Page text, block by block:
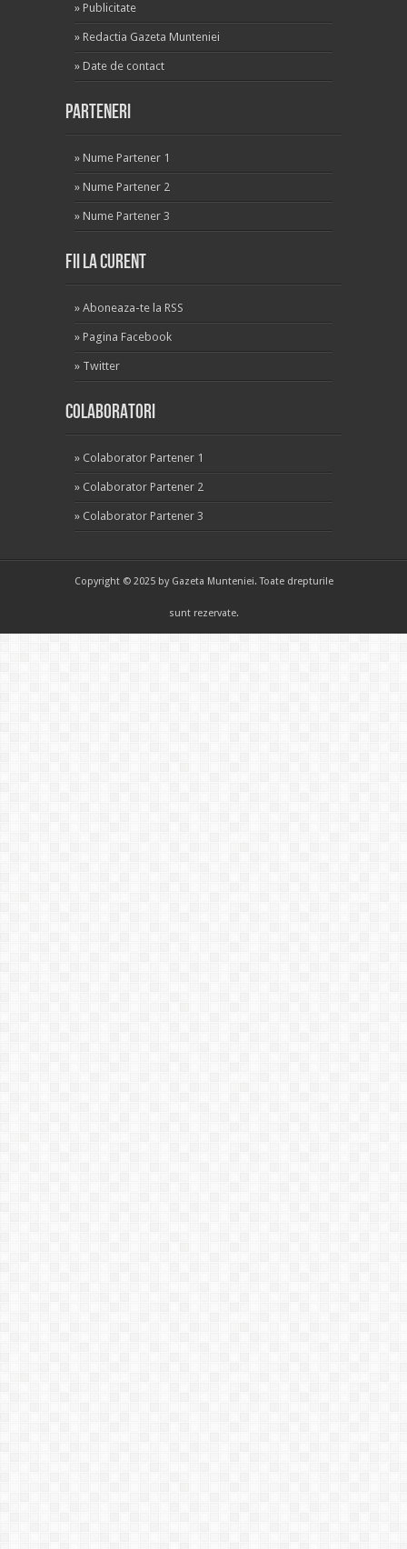
» Publicitate
» Redactia Gazeta Munteniei
» Date de contact
Parteneri
» Nume Partener 1
» Nume Partener 2
» Nume Partener 3
Fii la curent
» Aboneaza-te la RSS
» Pagina Facebook
» Twitter
Colaboratori
» Colaborator Partener 1
» Colaborator Partener 2
» Colaborator Partener 3
Copyright © 2025 by Gazeta Munteniei. Toate drepturile
sunt rezervate.